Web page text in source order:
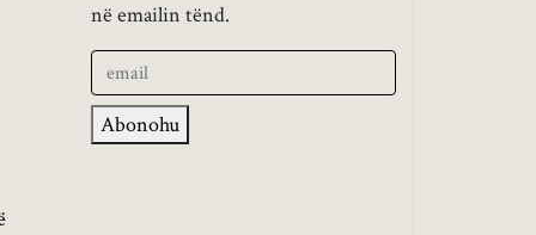
në emailin tënd.
Abonohu